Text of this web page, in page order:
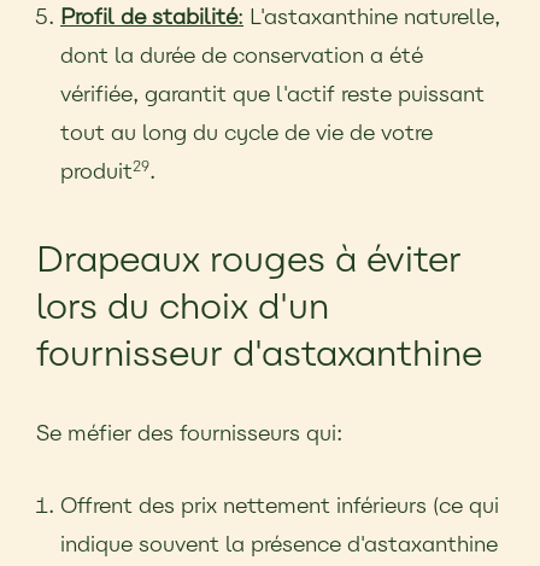
Profil de stabilité: L'astaxanthine naturelle,
dont la durée de conservation a été
vérifiée, garantit que l'actif reste puissant
tout au long du cycle de vie de votre
produit29.
Drapeaux rouges à éviter
lors du choix d'un
fournisseur d'astaxanthine
Se méfier des fournisseurs qui:
Offrent des prix nettement inférieurs (ce qui
indique souvent la présence d'astaxanthine